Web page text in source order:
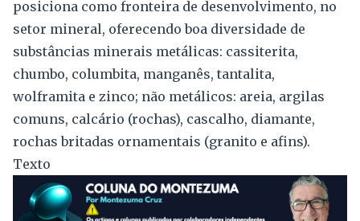
posiciona como fronteira de desenvolvimento, no
setor mineral, oferecendo boa diversidade de
substâncias minerais metálicas: cassiterita,
chumbo, columbita, manganês, tantalita,
wolframita e zinco; não metálicos: areia, argilas
comuns, calcário (rochas), cascalho, diamante,
rochas britadas ornamentais (granito e afins).
Texto